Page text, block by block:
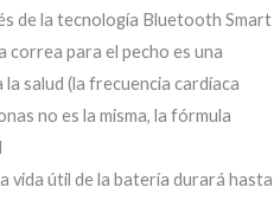
de la tecnología Bluetooth Smart
correa para el pecho es una
salud (la frecuencia cardíaca
no es la misma, la fórmula
vida útil de la batería durará hasta